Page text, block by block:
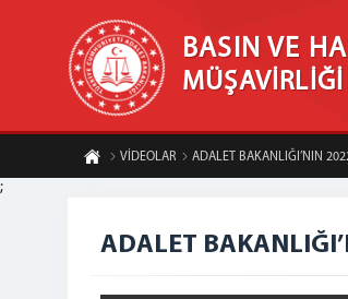
BASIN VE
MÜŞAVİRLİĞİ
VİDEOLAR ADALET BAKANLIĞI’NIN
;
ADALET